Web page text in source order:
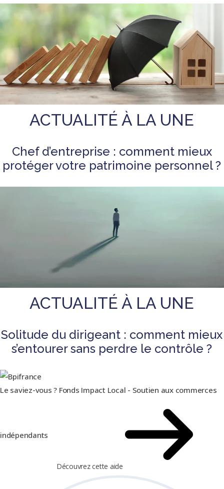
ACTUALITÉ À LA UNE
Chef d’entreprise : comment mieux
protéger votre patrimoine personnel ?
ACTUALITÉ À LA UNE
Solitude du dirigeant : comment mieux
s’entourer sans perdre le contrôle ?
Le saviez-vous ? Fonds Impact Local - Soutien aux commerces
indépendants
Découvrez cette aide